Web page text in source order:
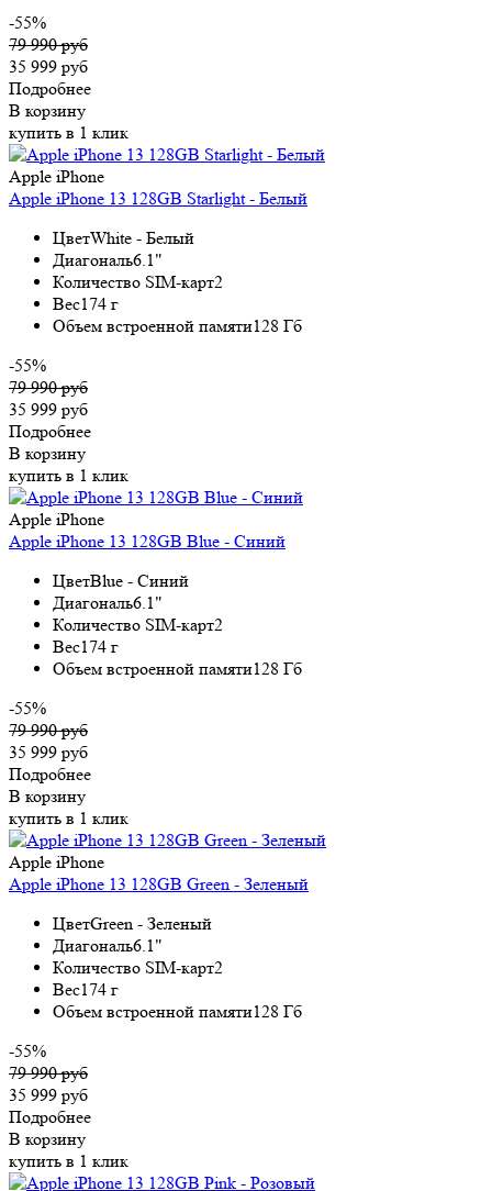
-55%
79 990 руб
35 999 руб
Подробнее
В корзину
купить в 1 клик
Apple iPhone
Apple iPhone 13 128GB Starlight - Белый
ЦветWhite - Белый
Диагональ6.1"
Количество SIM-карт2
Вес174 г
Объем встроенной памяти128 Гб
-55%
79 990 руб
35 999 руб
Подробнее
В корзину
купить в 1 клик
Apple iPhone
Apple iPhone 13 128GB Blue - Синий
ЦветBlue - Синий
Диагональ6.1"
Количество SIM-карт2
Вес174 г
Объем встроенной памяти128 Гб
-55%
79 990 руб
35 999 руб
Подробнее
В корзину
купить в 1 клик
Apple iPhone
Apple iPhone 13 128GB Green - Зеленый
ЦветGreen - Зеленый
Диагональ6.1"
Количество SIM-карт2
Вес174 г
Объем встроенной памяти128 Гб
-55%
79 990 руб
35 999 руб
Подробнее
В корзину
купить в 1 клик